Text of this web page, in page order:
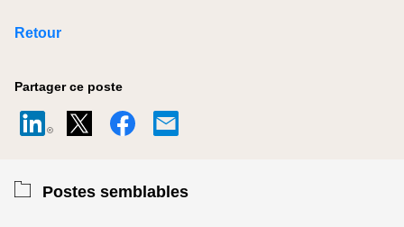
Retour
Partager ce poste
Postes semblables